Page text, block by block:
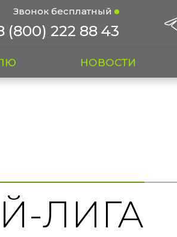
Звонок бесплатный
(800) 222 88 43
НОВОСТИ
ЛИГА